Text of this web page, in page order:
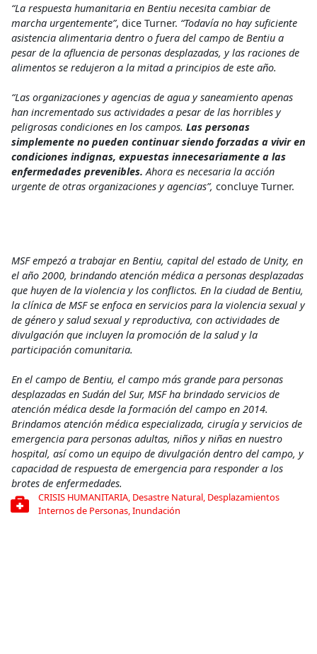
“La respuesta humanitaria en Bentiu necesita cambiar de
marcha urgentemente”, dice Turner. “Todavía no hay suficiente
asistencia alimentaria dentro o fuera del campo de Bentiu a
pesar de la afluencia de personas desplazadas, y las raciones de
alimentos se redujeron a la mitad a principios de este año.
“Las organizaciones y agencias de agua y saneamiento apenas
han incrementado sus actividades a pesar de las horribles y
peligrosas condiciones en los campos. Las personas
simplemente no pueden continuar siendo forzadas a vivir en
condiciones indignas, expuestas innecesariamente a las
enfermedades prevenibles. Ahora es necesaria la acción
urgente de otras organizaciones y agencias”, concluye Turner.
MSF empezó a trabajar en Bentiu, capital del estado de Unity, en
el año 2000, brindando atención médica a personas desplazadas
que huyen de la violencia y los conflictos. En la ciudad de Bentiu,
la clínica de MSF se enfoca en servicios para la violencia sexual y
de género y salud sexual y reproductiva, con actividades de
divulgación que incluyen la promoción de la salud y la
participación comunitaria.
En el campo de Bentiu, el campo más grande para personas
desplazadas en Sudán del Sur, MSF ha brindado servicios de
atención médica desde la formación del campo en 2014.
Brindamos atención médica especializada, cirugía y servicios de
emergencia para personas adultas, niños y niñas en nuestro
hospital, así como un equipo de divulgación dentro del campo, y
capacidad de respuesta de emergencia para responder a los
brotes de enfermedades.
CRISIS HUMANITARIA, Desastre Natural, Desplazamientos
Internos de Personas, Inundación